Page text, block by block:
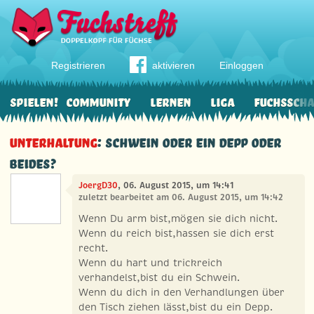
Registrieren aktivieren Einloggen
Community Lernen Liga
Spielen!
Unterhaltung: Schwein oder ein Depp oder
beides?
JoergD30, 06. August 2015, um 14:41
zuletzt bearbeitet am 06. August 2015, um 14:42
Wenn Du arm bist,mögen sie dich nicht.
Wenn du reich bist,hassen sie dich erst
recht.
Wenn du hart und trickreich
verhandelst,bist du ein Schwein.
Wenn du dich in den Verhandlungen über
den Tisch ziehen lässt,bist du ein Depp.